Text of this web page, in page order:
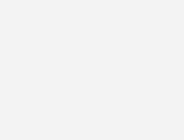
zur staatlichen Förderung
lassen.
und
bilden praxisnahe
Fortgeschrittene und Profis an den